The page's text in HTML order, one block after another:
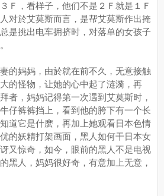
Ｆ，看样子，他们不是２Ｆ就是１Ｆ
对於艾莫斯而言，是帮艾莫斯作出掩
是挑出电车拥挤时，对落单的女孩子
妈妈，由於就在前不久，无意接触
的怪物，让她的心中起了涟漪，再
者，妈妈记得第一次遇到艾莫斯时，
仔裤裤挡上，看到他的胯下有一个长
道它是什麽，再加上她观看日本色情
的妖精打架画面，黑人如何干日本女
又惊奇，如今，眼前的黑人不是电视
黑人，妈妈很好奇，有意加上无意，